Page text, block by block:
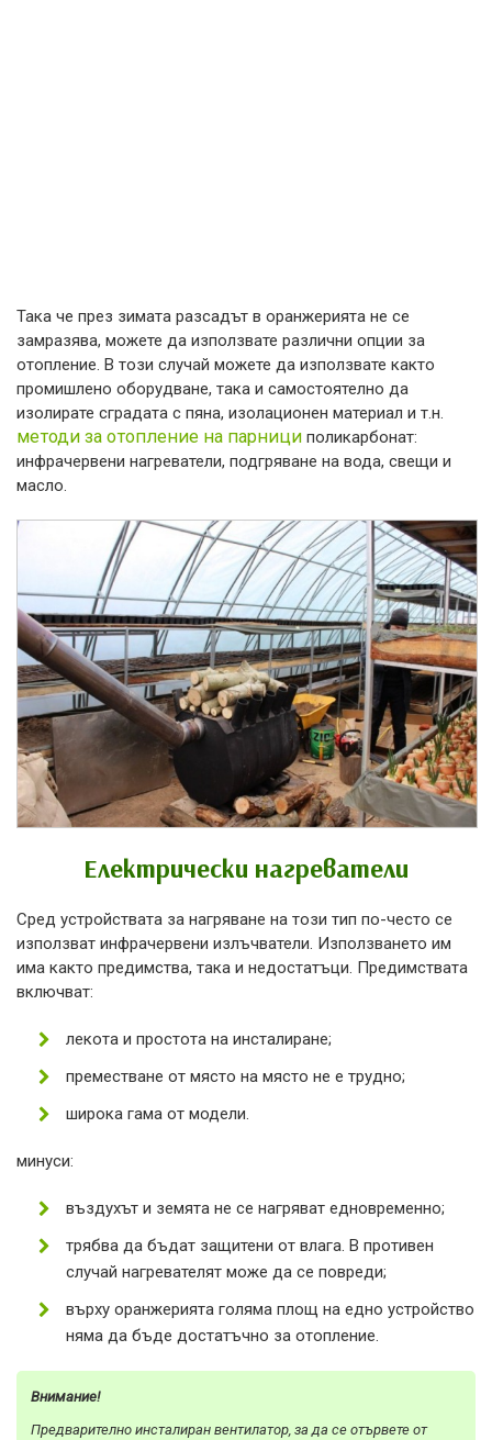
Така че през зимата разсадът в оранжерията не се
замразява, можете да използвате различни опции за
отопление. В този случай можете да използвате както
промишлено оборудване, така и самостоятелно да
изолирате сградата с пяна, изолационен материал и т.н.
методи за отопление на парници поликарбонат:
инфрачервени нагреватели, подгряване на вода, свещи и
масло.
Електрически нагреватели
Сред устройствата за нагряване на този тип по-често се
използват инфрачервени излъчватели. Използването им
има както предимства, така и недостатъци. Предимствата
включват:
лекота и простота на инсталиране;
преместване от място на място не е трудно;
широка гама от модели.
минуси:
въздухът и земята не се нагряват едновременно;
трябва да бъдат защитени от влага. В противен
случай нагревателят може да се повреди;
върху оранжерията голяма площ на едно устройство
няма да бъде достатъчно за отопление.
Внимание!
Предварително инсталиран вентилатор, за да се отървете от